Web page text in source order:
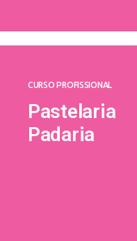
CURSO PROFISSIONAL
Pastelaria
Padaria